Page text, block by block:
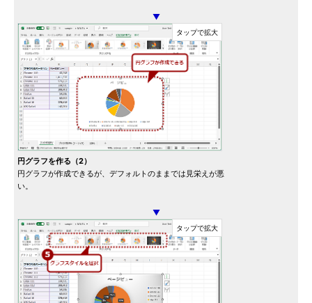
▼
円グラフを作る（2）
円グラフが作成できるが、デフォルトのままでは見栄えが悪
い。
▼